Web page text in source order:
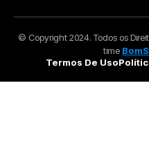
© Copyright 2024. Todos os
time
Termos De Uso